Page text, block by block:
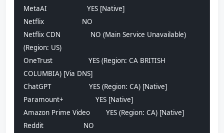
MetaAI                    YES [Native]
Netflix                   NO
Netflix CDN               NO (Main Service Unavailable)
(Region: US)
OneTrust                  YES (Region: CA BRITISH
COLUMBIA) [Via DNS]
ChatGPT                   YES (Region: CA) [Native]
Paramount+                YES [Native]
Amazon Prime Video        YES (Region: CA) [Native]
Reddit                    NO